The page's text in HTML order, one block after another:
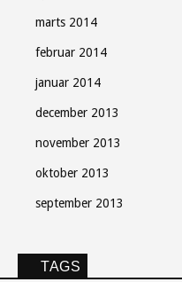
marts 2014
februar 2014
januar 2014
december 2013
november 2013
oktober 2013
september 2013
TAGS